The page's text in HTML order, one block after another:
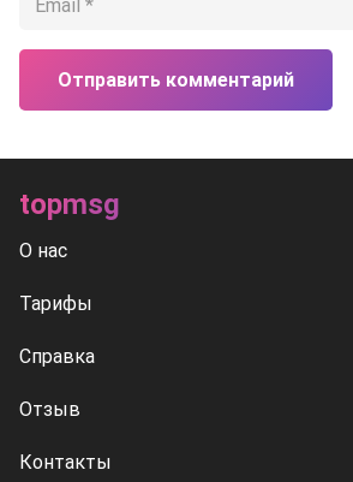
Отправить комментарий
topmsg
О нас
Тарифы
Справка
Отзыв
Контакты